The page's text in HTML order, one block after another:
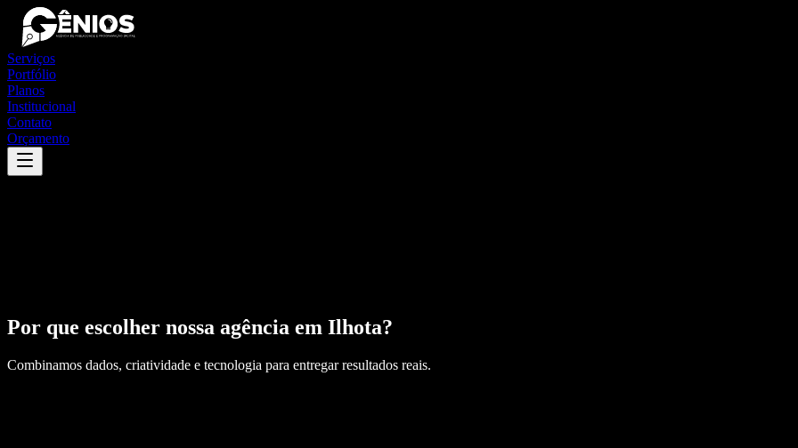
Serviços
Portfólio
Planos
Institucional
Contato
Orçamento
Por que escolher nossa agência em Ilhota?
Combinamos dados, criatividade e tecnologia para entregar resultados reais.